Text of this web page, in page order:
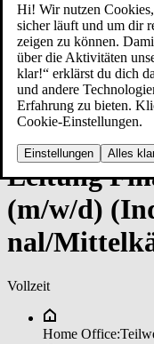
Hi! Wir nutzen
sicher läuft und um dir
zeigen zu können.
über die Aktivitäten
klar!“ erklärst du dich
und andere
Erfahrung zu bieten.
Cookie-Einstellungen.
Einstellungen Alles
Lei­tun­g
(m/w/d)
nal/­
Vollzeit
Home Office: